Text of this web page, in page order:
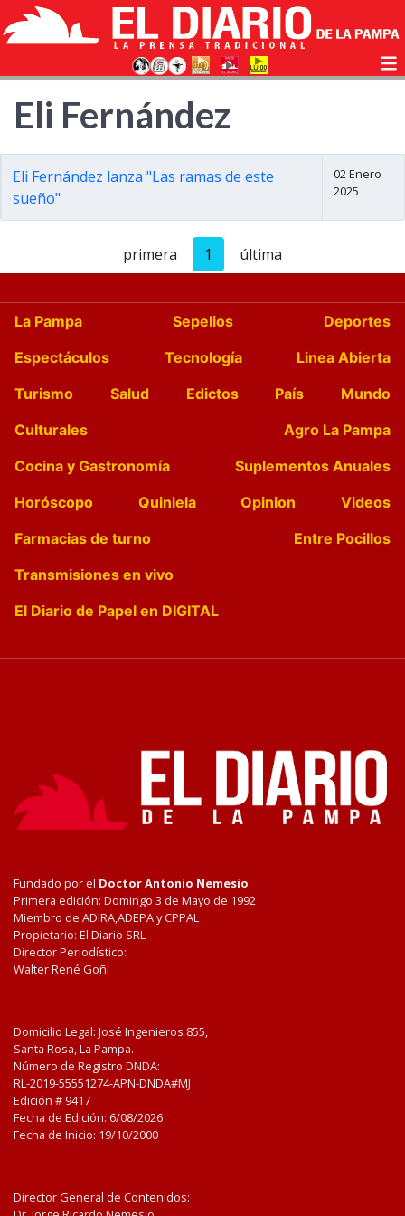
Eli Fernández
Eli Fernández lanza "Las ramas de este
sueño"
02 Enero
2025
primera 1 última
La Pampa Sepelios
Deportes
Espectáculos
Tecnología
Linea Abierta
Turismo
Salud Edictos País
Mundo
Culturales
Agro La Pampa
Cocina y Gastronomía
Suplementos Anuales
Horóscopo
Quiniela Opinion
Videos
Farmacias de turno
Entre Pocillos
Transmisiones en vivo
El Diario de Papel en DIGITAL
Fundado por el Doctor Antonio Nemesio
Primera edición: Domingo 3 de Mayo de 1992
Miembro de ADIRA,ADEPA y CPPAL
Propietario: El Diario SRL
Director Periodístico:
Walter René Goñi
Domicilio Legal: José Ingenieros 855,
Santa Rosa, La Pampa.
Número de Registro DNDA:
RL-2019-55551274-APN-DNDA#MJ
Edición # 9417
Fecha de Edición: 6/08/2026
Fecha de Inicio: 19/10/2000
Director General de Contenidos: